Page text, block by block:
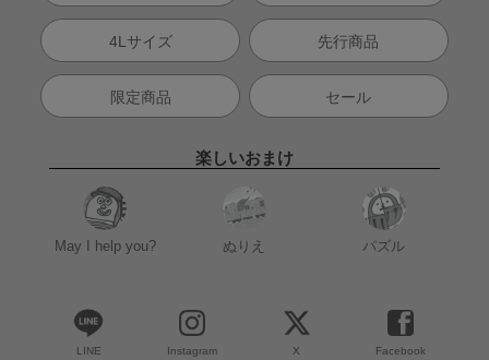
4Lサイズ 先行商品
限定商品 セール
楽しいおまけ
May I help you? ぬりえ パズル
LINE Instagram X Facebook